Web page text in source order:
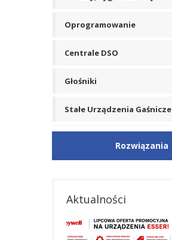
Oprogramowanie
Centrale DSO
Głośniki
Stałe Urządzenia Gaśnicze
Rozwiązania
Aktualności